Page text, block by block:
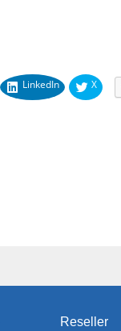
LinkedIn X
Reseller